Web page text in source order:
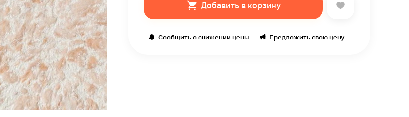
Добавить в корзину
Сообщить о снижении цены Предложить свою цену